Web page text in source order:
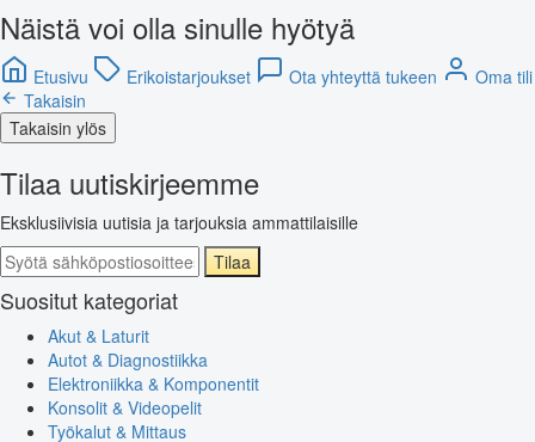
Näistä voi olla sinulle hyötyä
Etusivu Erikoistarjoukset Ota yhteyttä tukeen
Oma tili
Takaisin
Takaisin ylös
Tilaa uutiskirjeemme
Eksklusiivisia uutisia ja tarjouksia ammattilaisille
Tilaa
Suositut kategoriat
Akut & Laturit
Autot & Diagnostiikka
Elektroniikka & Komponentit
Konsolit & Videopelit
Työkalut & Mittaus